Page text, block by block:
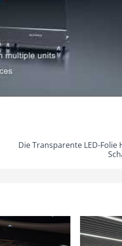
Die Transparente LED-Folie